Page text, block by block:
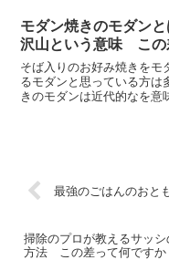
モダン焼きのモダン
沢山という意味 こ
そば入りのお好み焼きをモ
るモダンと思っている方は
きのモダンは近代的なを意
最強のごはんのおと
掃除のプロが教えるサッ
方法 この差って何です